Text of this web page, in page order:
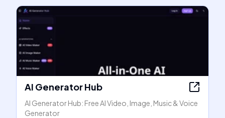
AI Generator Hub
AI Generator Hub: Free AI Video, Image, Music & Voice
Generator